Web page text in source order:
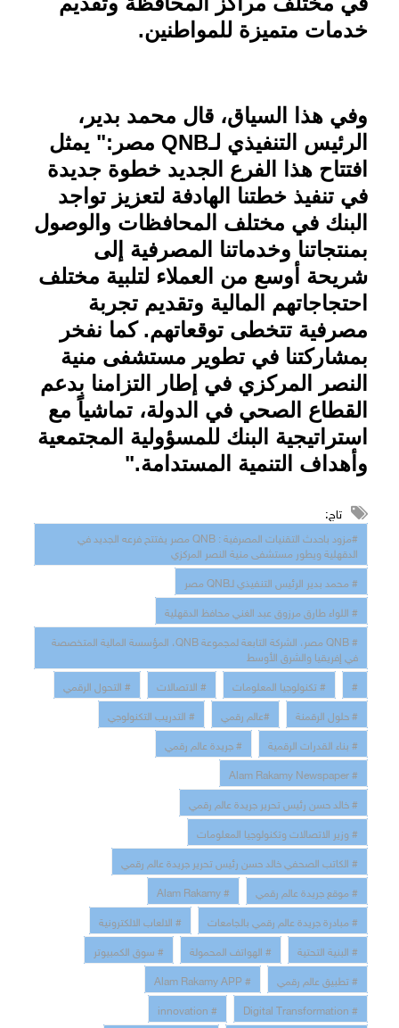
خدمات متميزة للمواطنين.
وفي هذا السياق، قال محمد بدير،
الرئيس التنفيذي لـQNB مصر:" يمثل
افتتاح هذا الفرع الجديد خطوة جديدة
في تنفيذ خطتنا الهادفة لتعزيز تواجد
البنك في مختلف المحافظات والوصول
بمنتجاتنا وخدماتنا المصرفية إلى
شريحة أوسع من العملاء لتلبية مختلف
احتجاجاتهم المالية وتقديم تجربة
مصرفية تتخطى توقعاتهم. كما نفخر
بمشاركتنا في تطوير مستشفى منية
النصر المركزي في إطار التزامنا بدعم
القطاع الصحي في الدولة، تماشياً مع
استراتيجية البنك للمسؤولية المجتمعية
وأهداف التنمية المستدامة."
تاج:
#مزود باحدث التقنيات المصرفية : QNB مصر يفتتح فرعه الجديد في
الدقهلية ويطور مستشفى منية النصر المركزي
# محمد بدير الرئيس التنفيذي لـQNB مصر
# اللواء طارق مرزوق عبد الغني محافظ الدقهلية
# QNB مصر، الشركة التابعة لمجموعة QNB، المؤسسة المالية المتخصصة
في إفريقيا والشرق الأوسط
#
# تكنولوجيا المعلومات # الاتصالات
# التحول الرقمي
# حلول الرقمنة
#عالم رقمي
# التدريب التكنولوجي
# بناء القدرات الرقمية
# جريدة عالم رقمي
# Alam Rakamy Newspaper
# خالد حسن رئيس تحرير جريدة عالم رقمي
# وزير الاتصالات وتكنولوجيا المعلومات
# الكاتب الصحفي خالد حسن رئيس تحرير جريدة عالم رقمي
# موقع جريدة عالم رقمي
# Alam Rakamy
# مبادرة جريدة عالم رقمي بالجامعات
# الالعاب الالكترونية
# البنية التحتية
# الهواتف المحمولة
# سوق الكمبيوتر
# تطبيق عالم رقمي
# Alam Rakamy APP
# Digital Transformation
# innovation